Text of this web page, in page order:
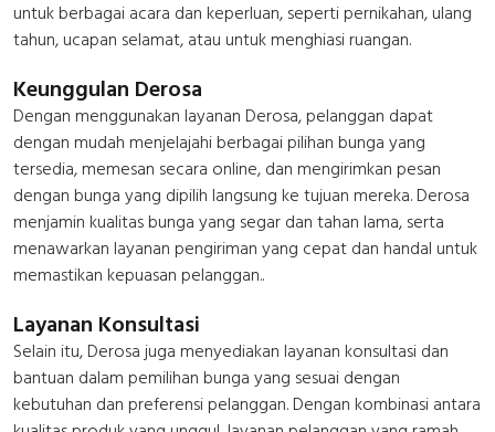
untuk berbagai acara dan keperluan, seperti pernikahan, ulang
tahun, ucapan selamat, atau untuk menghiasi ruangan.
Keunggulan Derosa
Dengan menggunakan layanan Derosa, pelanggan dapat
dengan mudah menjelajahi berbagai pilihan bunga yang
tersedia, memesan secara online, dan mengirimkan pesan
dengan bunga yang dipilih langsung ke tujuan mereka. Derosa
menjamin kualitas bunga yang segar dan tahan lama, serta
menawarkan layanan pengiriman yang cepat dan handal untuk
memastikan kepuasan pelanggan..
Layanan Konsultasi
Selain itu, Derosa juga menyediakan layanan konsultasi dan
bantuan dalam pemilihan bunga yang sesuai dengan
kebutuhan dan preferensi pelanggan. Dengan kombinasi antara